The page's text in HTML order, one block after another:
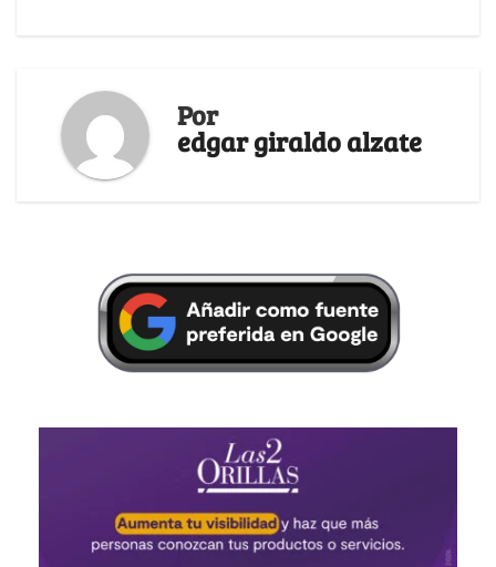
Por
edgar giraldo alzate